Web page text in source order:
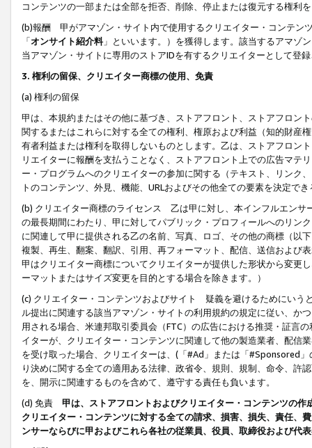
コンテンツの一部または全部を拒否、削除、停止または復元する権利
(b)報酬 甲がアマゾン・サイト内で使用するクリエイター・コンテン
「オンサイト紹介料」といいます。）を獲得します。該当するアマゾ
当アマゾン・サイトに専用のストアIDを有するクリエイターとして登
3. 権利の留保、クリエイター商標の使用、免責
(a) 権利の留保
甲は、本規約またはその他に基づき、ストアフロント、ストアフロン
関するまたはこれらに対する全ての権利、権原および利益（知的財産
有者利益または権利を取得しないものとします。乙は、ストアフロン
リエイターに報酬を支払うことなく、ストアフロント上での広告マテ
ー・プログラムへのクリエイターの参加に関する（テキスト、リンク
トのコンテンツ、外見、機能、URLおよびその他全ての要素を決定で
(b) クリエイター商標のライセンス 乙は甲に対し、本インフルエンサ
の最長期間にわたり、甲に対してパブリック・プロフィールへのリン
に関連して甲に提供される乙の名前、写真、ロゴ、その他の商標（以
複製、再生、翻案、翻訳、引用、再フォーマット、配信、送信および
甲はクリエイター商標についてクリエイターが提供した形状から変更
ーマットまたはサイズ変更を目的とする場合を除きます。）
(c) クリエイター・コンテンツおよびサイト 疑義を避けるためにいう
ル提出に関連する該当アマゾン・サイトの利用規約の規定に従い、か
用される場合、米連邦取引委員会（FTC）の広告における推奨・証言
イターが、クリエイター・コンテンツに関連して他の製造業者、配信
を受け取った場合、クリエイターは、(「#Ad」または「#Sponsored
り決めに関する全ての適用ある法律、政省令、規則、規制、命令、許
を、開示に関連するものを含めて、遵守する責任も負います。
(d) 免責 甲は、ストアフロントおよびクリエイター・コンテンツの
クリエイター・コンテンツに対する全ての請求、損害、損失、責任、
ンサーならびに甲およびこれら各社の従業員、役員、取締役および代